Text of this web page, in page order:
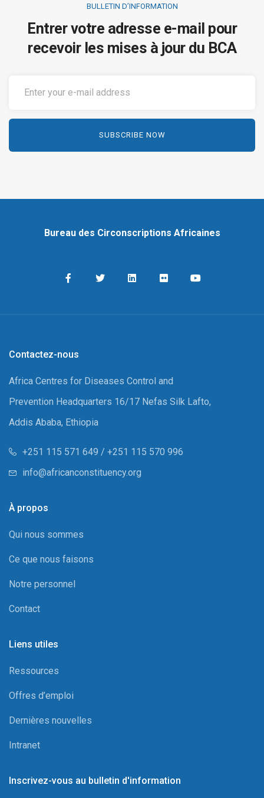
BULLETIN D’INFORMATION
Entrer votre adresse e-mail pour
recevoir les mises à jour du BCA
Bureau des Circonscriptions Africaines
Contactez-nous
Africa Centres for Diseases Control and
Prevention Headquarters 16/17 Nefas Silk Lafto,
Addis Ababa, Ethiopia
+251 115 571 649 / +251 115 570 996
info@africanconstituency.org
À propos
Qui nous sommes
Ce que nous faisons
Notre personnel
Contact
Liens utiles
Ressources
Offres d’emploi
Dernières nouvelles
Intranet
Inscrivez-vous au bulletin d'information